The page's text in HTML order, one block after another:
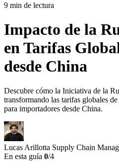
9 min de lectura
Impacto de la
en Tarifas
desde China
Descubre cómo la Iniciativa de la
transformando las tarifas globales
para importadores desde China.
Lucas Arillotta Supply Chain
En esta guía 0/4